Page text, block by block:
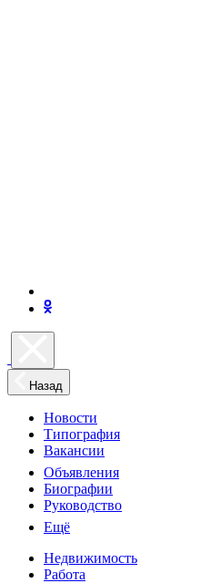
Назад
Новости
Типография
Вакансии
Объявления
Биографии
Руководство
Ещё
Недвижимость
Работа